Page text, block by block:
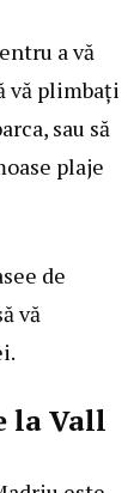
a vă
vă plimbați
sau să
plaje
de
vă
la Vall